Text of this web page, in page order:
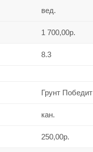
вед.
1 700,00р.
8.3
Грунт Победит
кан.
250,00р.